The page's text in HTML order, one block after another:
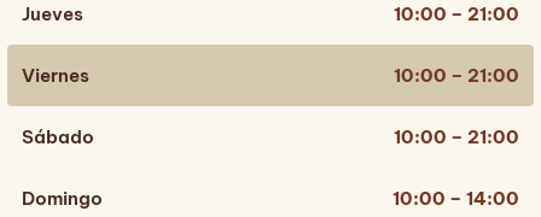
Jueves 10:00 – 21:00
Viernes 10:00 – 21:00
Sábado 10:00 – 21:00
Domingo 10:00 – 14:00